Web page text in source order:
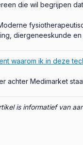
die wil begrijpen
diergeneeskunde
waarom ik in deze
achter Medimarket
is informatief van